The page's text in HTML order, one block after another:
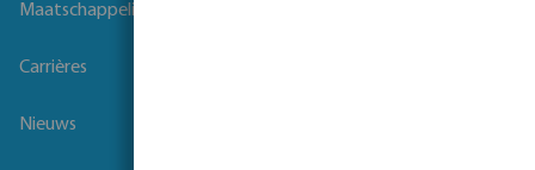
Maatschappelijk verantwoord ondernemen
Carrières
Nieuws